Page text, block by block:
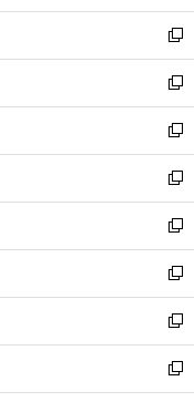
開
く
ウ
で
開
く
ン
ド
ウ
で
開
く
ウ
ィ
ン
ド
ウ
で
開
く
新
し
い
ウ
ィ
ン
ド
ウ
で
開
く
新
し
い
ウ
ィ
ン
ド
ウ
で
開
く
新
し
い
ウ
ィ
ン
ド
ウ
で
開
く
新
し
い
ウ
ィ
ン
ド
ウ
で
開
新
し
い
ウ
ィ
ン
ド
ウ
新
し
い
ウ
ィ
ン
新
し
い
ウ
新
し